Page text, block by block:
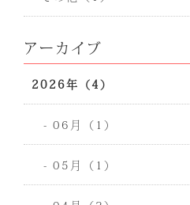
アーカイブ
2026年（4）
- 06月（1）
- 05月（1）